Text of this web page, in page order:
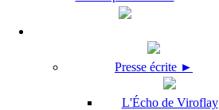
Presse écrite ►
L'Écho de Viroflay